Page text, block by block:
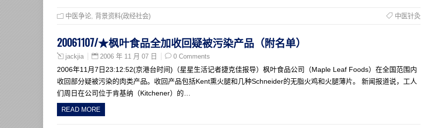
中医争论 背景资料(政经社会) 中医针灸
20061107/★枫叶食品全加收回疑被污染产品（附名单）
jackjia 2006 年 11 月 07 日 0 Comments
2006年11月7日23:12:52(京港台时间)（星星生活记者捷克佳报导）枫叶食品公司（Maple Leaf Foods）在全国范围内
收回部分疑被污染的肉类产品。收回产品包括Kent熏火腿和几种Schneider的无脂火鸡和火腿薄片。 新闻报道说，工人
们周日在公司位于肯基纳（Kitchener）的…
READ MORE